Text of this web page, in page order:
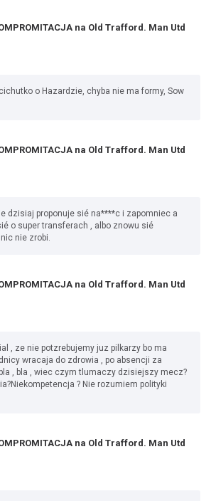
na Old Trafford. Man Utd
o Hazardzie, chyba nie ma formy, Sow
na Old Trafford. Man Utd
dzisiaj proponuje sié na****c i zapomniec a
o super transferach , albo znowu sié
nie zrobi.
na Old Trafford. Man Utd
, ze nie potzrebujemy juz pilkarzy bo ma
wracaja do zdrowia , po absencji za
, bla , wiec czym tlumaczy dzisiejszy mecz?
? Nie rozumiem polityki
na Old Trafford. Man Utd